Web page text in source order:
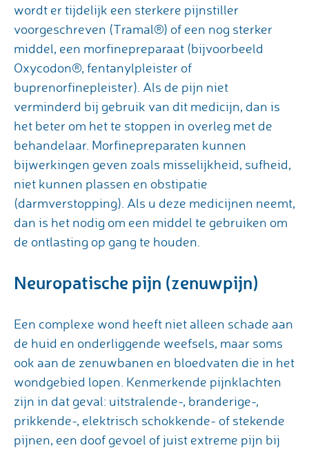
wordt er tijdelijk een sterkere pijnstiller
voorgeschreven (Tramal®) of een nog sterker
middel, een morfinepreparaat (bijvoorbeeld
Oxycodon®, fentanylpleister of
buprenorfinepleister). Als de pijn niet
verminderd bij gebruik van dit medicijn, dan is
het beter om het te stoppen in overleg met de
behandelaar. Morfinepreparaten kunnen
bijwerkingen geven zoals misselijkheid, sufheid,
niet kunnen plassen en obstipatie
(darmverstopping). Als u deze medicijnen neemt,
dan is het nodig om een middel te gebruiken om
de ontlasting op gang te houden.
Neuropatische pijn (zenuwpijn)
Een complexe wond heeft niet alleen schade aan
de huid en onderliggende weefsels, maar soms
ook aan de zenuwbanen en bloedvaten die in het
wondgebied lopen. Kenmerkende pijnklachten
zijn in dat geval: uitstralende-, branderige-,
prikkende-, elektrisch schokkende- of stekende
pijnen, een doof gevoel of juist extreme pijn bij